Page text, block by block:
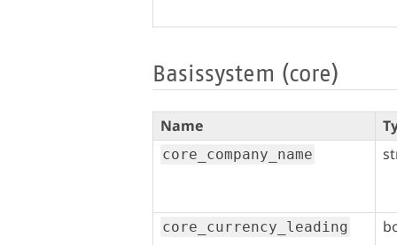
Basissystem (core)
Name
core_company_name
core_currency_leading